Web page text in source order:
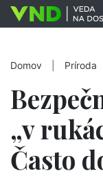
Domov Príroda
„v
Často